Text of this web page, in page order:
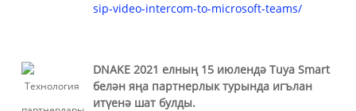
sip-video-intercom-to-microsoft-teams/
DNAKE 2021 елның 15 июлендә Tuya Smart
белән яңа партнерлык турында игълан
итүенә шат булды.